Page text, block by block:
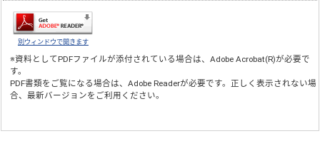
別ウィンドウで開きます
※資料としてPDFファイルが添付されている場合は、Adobe Acrobat(R)が必要で
す。
PDF書類をご覧になる場合は、Adobe Readerが必要です。正しく表示されない場
合、最新バージョンをご利用ください。